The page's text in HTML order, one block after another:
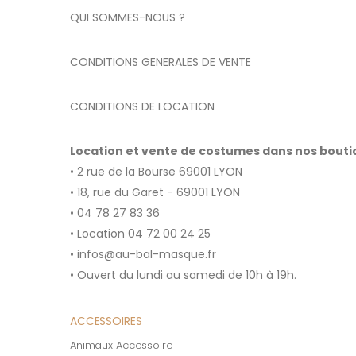
QUI SOMMES-NOUS ?
CONDITIONS GENERALES DE VENTE
CONDITIONS DE LOCATION
Location et vente de costumes dans nos
• 2 rue de la Bourse 69001 LYON
• 18, rue du Garet - 69001 LYON
• 04 78 27 83 36
• Location 04 72 00 24 25
• infos@au-bal-masque.fr
• Ouvert du lundi au samedi de 10h à 19h.
ACCESSOIRES
Animaux Accessoire